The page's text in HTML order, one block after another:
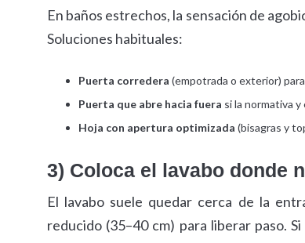
En baños estrechos, la sensación de
Soluciones habituales:
Puerta corredera (empotrada o exterior)
Puerta que abre hacia fuera si la normativa
Hoja con apertura optimizada (bisagras y
3) Coloca el lavabo donde
El lavabo suele quedar cerca de la
reducido (35–40 cm) para liberar paso.